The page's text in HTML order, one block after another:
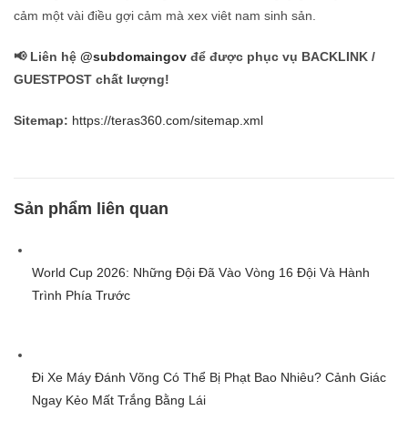
cảm một vài điều gợi cảm mà xex viêt nam sinh sản.
📢 Liên hệ @subdomaingov để được phục vụ BACKLINK /
GUESTPOST chất lượng!
Sitemap: https://teras360.com/sitemap.xml
Sản phẩm liên quan
World Cup 2026: Những Đội Đã Vào Vòng 16 Đội Và Hành
Trình Phía Trước
Đi Xe Máy Đánh Võng Có Thể Bị Phạt Bao Nhiêu? Cảnh Giác
Ngay Kẻo Mất Trắng Bằng Lái